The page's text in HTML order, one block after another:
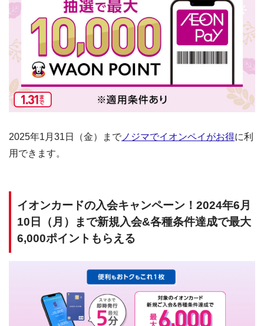
2025年1月31日（金）までノジマでイオンペイがお得に利
用できます。
イオンカードの入会キャンペーン！2024年6月
10日（月）まで新規入会&各種条件達成で最大
6,000ポイントもらえる